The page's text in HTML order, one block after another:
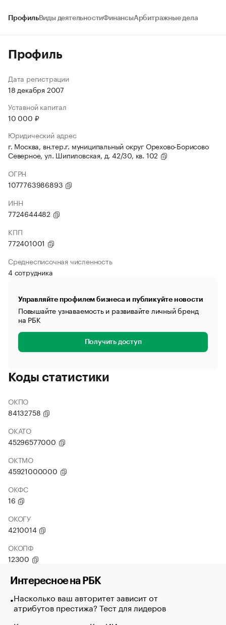
ПрофильВиды деятельностиФинансыАрбитражные дела
Профиль
Дата регистрации
18 декабря 2007
Уставной капитал
10 000 ₽
Юридический адрес
г. Москва, вн.тер.г. муниципальный округ Орехово-Борисово
Северное, ул. Шипиловская, д. 42/30, кв. 102
ОГРН
1077763986893
ИНН
7724644482
КПП
772401001
Среднесписочная численность
4 сотрудника
Управляйте профилем бизнеса и публикуйте новости
Повышайте узнаваемость и развивайте личный бренд
на РБК
Получить доступ
Коды статистики
ОКПО
84132758
ОКАТО
45296577000
ОКТМО
45921000000
ОКФС
16
ОКОГУ
4210014
ОКОПФ
12300
Интересное на РБК
Насколько ваш авторитет зависит от
атрибутов престижа? Тест для лидеров